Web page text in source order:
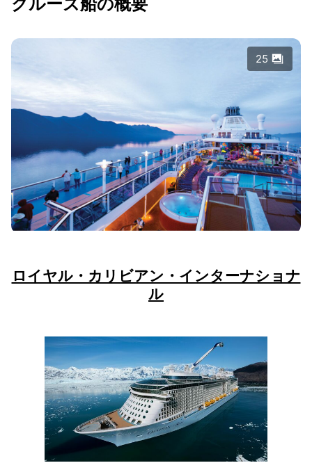
25
ロイヤル・カリビアン・インターナショナ
ル